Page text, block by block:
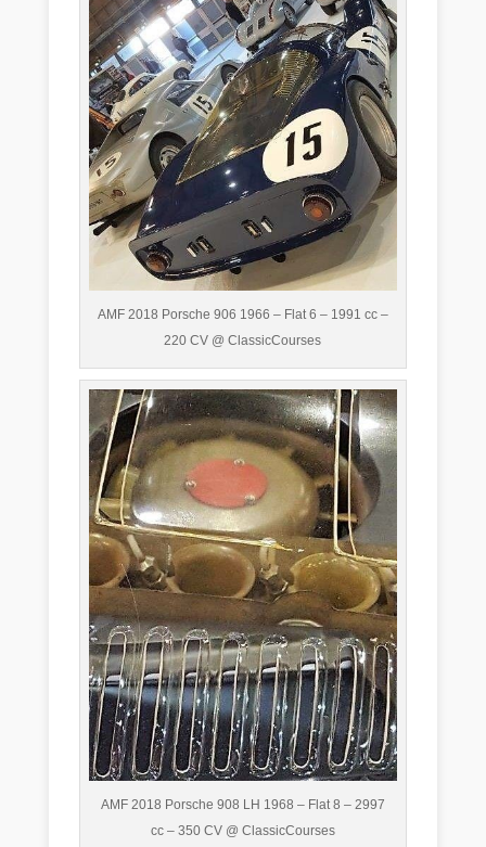
AMF 2018 Porsche 906 1966 – Flat 6 – 1991 cc –
220 CV @ ClassicCourses
AMF 2018 Porsche 908 LH 1968 – Flat 8 – 2997
cc – 350 CV @ ClassicCourses